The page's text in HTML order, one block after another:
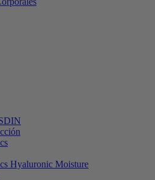
Hyaluronic Moisture